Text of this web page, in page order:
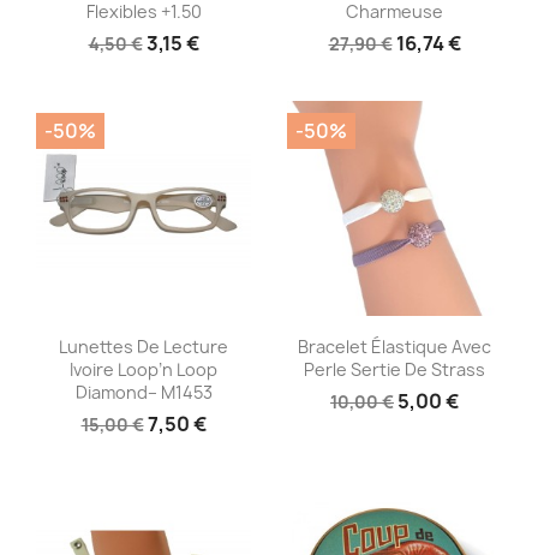
Flexibles +1.50
4,50 €3,15 €
Charmeuse
27,90 € 16,74 €
Aperçu rapide
Lunettes De Lecture
Ivoire Loop’n Loop
Diamond– M1453
15,00 €7,50 €
-50%
Aperçu rapide
Bracelet Élastique Avec
Perle Sertie De Strass
10,00 € 5,00 €
-50%